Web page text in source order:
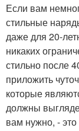
Если вам
стильные
даже для 20-
никаких
стильно после
приложить
которые
должны
вам нужно, -